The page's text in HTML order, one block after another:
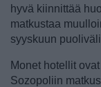
hyvä kiinnittää
matkustaa
syyskuun
Monet hotellit
Sozopoliin